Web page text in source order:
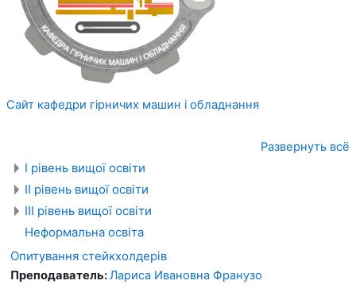
Сайт кафедри гірничих машин і обладнання
Развернуть всё
І рівень вищої освіти
ІІ рівень вищої освіти
ІІІ рівень вищої освіти
Неформальна освіта
Опитування стейкхолдерів
Преподаватель:Лариса Ивановна Франузо